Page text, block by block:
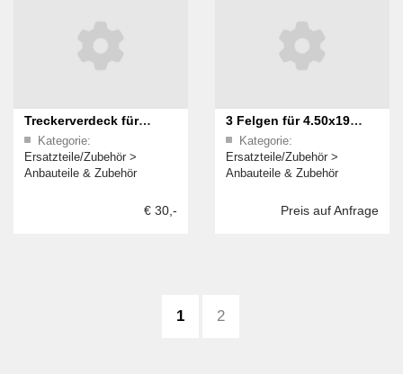
Treckerverdeck für
Fendt
Kategorie:
Ersatzteile/Zubehör >
Anbauteile & Zubehör
€ 30,-
3 Felgen für 4.50x19
Reifen
Kategorie:
Ersatzteile/Zubehör >
Anbauteile & Zubehör
Preis auf Anfrage
1 2